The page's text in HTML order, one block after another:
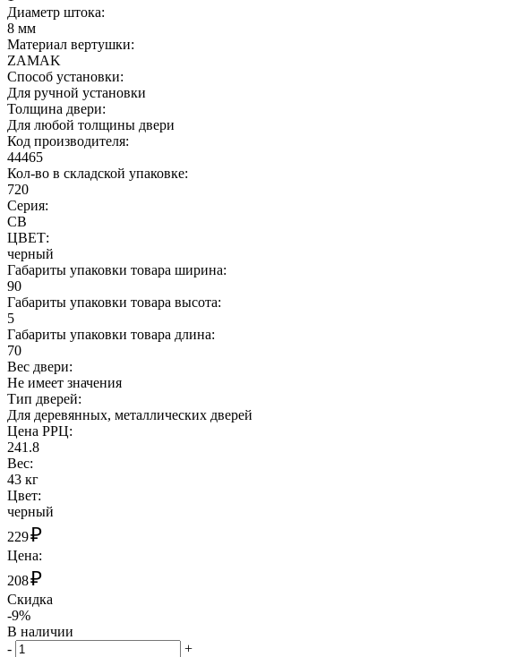
Диаметр штока:
8 мм
Материал вертушки:
ZAMAK
Способ установки:
Для ручной установки
Толщина двери:
Для любой толщины двери
Код производителя:
44465
Кол-во в складской упаковке:
720
Серия:
CB
ЦВЕТ:
черный
Габариты упаковки товара ширина:
90
Габариты упаковки товара высота:
5
Габариты упаковки товара длина:
70
Вес двери:
Не имеет значения
Тип дверей:
Для деревянных, металлических дверей
Цена РРЦ:
241.8
Вес:
43 кг
Цвет:
черный
229₽
Цена:
208₽
Скидка
-9%
В наличии
-
+